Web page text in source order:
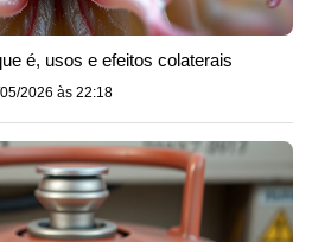
é, usos e efeitos colaterais
2026 às 22:18